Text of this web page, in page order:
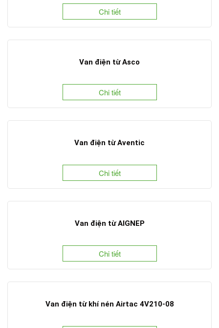
Chi tiết
Van điện từ Asco
Chi tiết
Van điện từ Aventic
Chi tiết
Van điện từ AIGNEP
Chi tiết
Van điện từ khí nén Airtac 4V210-08